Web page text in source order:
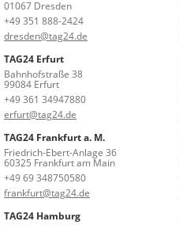
01067 Dresden
+49 351 888-2424
dresden@tag24.de
TAG24 Erfurt
Bahnhofstraße 38
99084 Erfurt
+49 361 34947880
erfurt@tag24.de
TAG24 Frankfurt a. M.
Friedrich-Ebert-Anlage 36
60325 Frankfurt am Main
+49 69 348750580
frankfurt@tag24.de
TAG24 Hamburg